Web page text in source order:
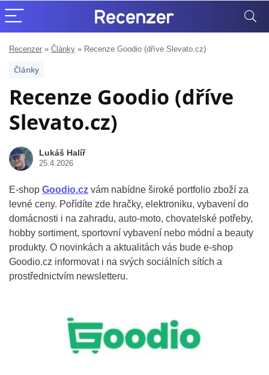
Recenzer » Články » Recenze Goodio (dříve Slevato.cz)
Články
Recenze Goodio (dříve
Slevato.cz)
Lukáš Halíř
25.4.2026
E-shop Goodio.cz vám nabídne široké portfolio zboží za
levné ceny. Pořídíte zde hračky, elektroniku, vybavení do
domácnosti i na zahradu, auto-moto, chovatelské potřeby,
hobby sortiment, sportovní vybavení nebo módní a beauty
produkty. O novinkách a aktualitách vás bude e-shop
Goodio.cz informovat i na svých sociálních sítích a
prostřednictvím newsletteru.